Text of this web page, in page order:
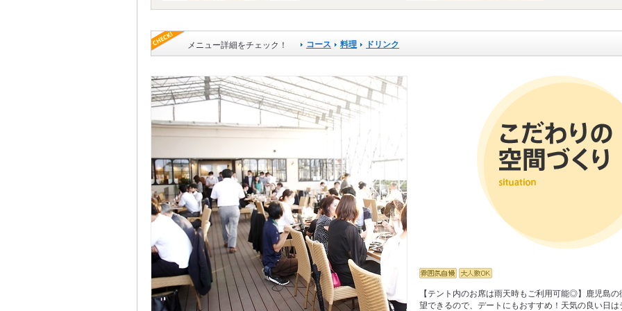
メニュー詳細をチェック！ コース 料理 ドリンク
【テント内のお席は雨天時もご利用可能◎】鹿児島の
望できるので、デートにもおすすめ！天気の良い日は